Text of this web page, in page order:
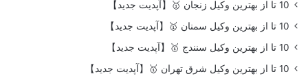
10 تا از بهترین وکیل زنجان 🥇【آپدیت جدید】
10 تا از بهترین وکیل سمنان 🥇【آپدیت جدید】
10 تا از بهترین وکیل سنندج 🥇【آپدیت جدید】
10 تا از بهترین وکیل شرق تهران 🥇【آپدیت جدید】